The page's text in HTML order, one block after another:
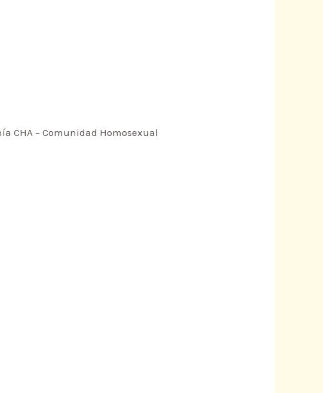
CHA – Comunidad Homosexual